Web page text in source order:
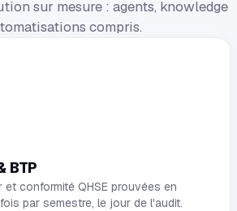
sur mesure : agents, knowledge
compris.
BTP
et conformité QHSE prouvées en
par semestre, le jour de l'audit.